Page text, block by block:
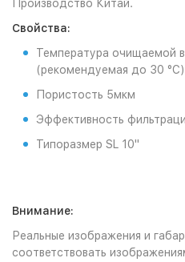
Производство Китай.
Свойства:
Температура очищаемой
(рекомендуемая до 30 °С)
Пористость 5мкм
Эффективность
Типоразмер SL 10"
Внимание:
Реальные изображения и
соответствовать